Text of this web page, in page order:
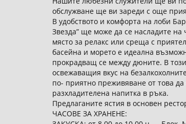
обслужване ще ви зареди с още
В удобството и комфорта на лоби
Звезда” ще може да се насладите
място за релакс или среща с
басейна и морето е идеална
прокрадващ се между дюните. В
освежаващия вкус на
по- приятно преживяване от това
разхладителена напитка в ръка.
Предлаганите ястия в основен
ЧАСОВЕ ЗА ХРАНЕНЕ: